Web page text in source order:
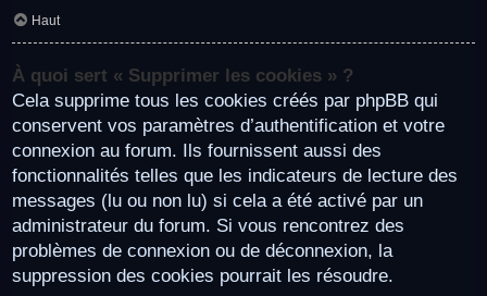
Haut
À quoi sert « Supprimer les cookies » ?
Cela supprime tous les cookies créés par phpBB qui
conservent vos paramètres d’authentification et votre
connexion au forum. Ils fournissent aussi des
fonctionnalités telles que les indicateurs de lecture des
messages (lu ou non lu) si cela a été activé par un
administrateur du forum. Si vous rencontrez des
problèmes de connexion ou de déconnexion, la
suppression des cookies pourrait les résoudre.